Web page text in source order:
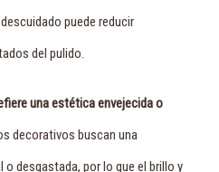
puede reducir
del pulido.
una estética envejecida o
decorativos buscan una
o desgastada, por lo que el brillo y